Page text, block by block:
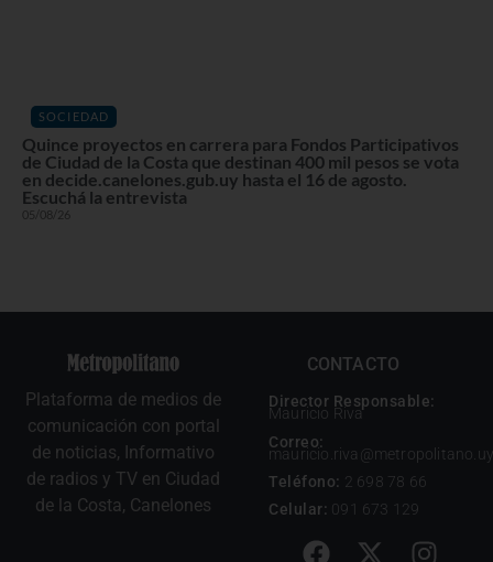
SOCIEDAD
Quince proyectos en carrera para Fondos Participativos
de Ciudad de la Costa que destinan 400 mil pesos se vota
en decide.canelones.gub.uy hasta el 16 de agosto.
Escuchá la entrevista
05/08/26
Plataforma de medios de
comunicación con portal
de noticias, Informativo
de radios y TV en Ciudad
de la Costa, Canelones
CONTACTO
Director Responsable:
Mauricio Riva
Correo:
mauricio.riva@metropolitano.uy
Teléfono: 2 698 78 66
Celular: 091 673 129